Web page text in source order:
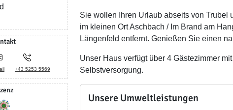
+43 5253 5569
Sie wollen Ihren Urlaub abseits von
im kleinen Ort Aschbach / Im Brand am
Längenfeld entfernt. Genießen Sie einen
Unser Haus verfügt über 4 Gästezimmer
Selbstversorgung.
Unsere Umweltleistungen